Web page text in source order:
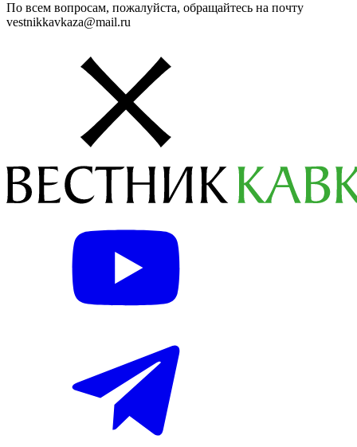
По всем вопросам, пожалуйста, обращайтесь на почту
vestnikkavkaza@mail.ru